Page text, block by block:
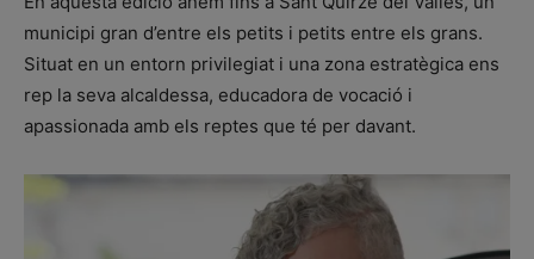
municipi gran d’entre els petits i petits entre els grans.
Situat en un entorn privilegiat i una zona estratègica ens
rep la seva alcaldessa, educadora de vocació i
apassionada amb els reptes que té per davant.